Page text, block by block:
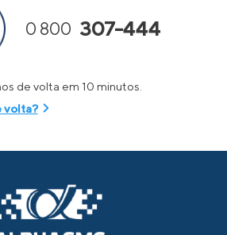
0 800 307-444
de volta em 10 minutos.
volta?